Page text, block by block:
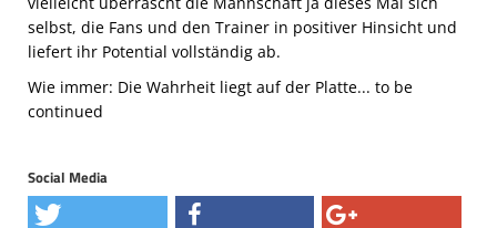
selbst, die Fans und den Trainer in positiver Hinsicht und
liefert ihr Potential vollständig ab.
Wie immer: Die Wahrheit liegt auf der Platte... to be
continued
Social Media